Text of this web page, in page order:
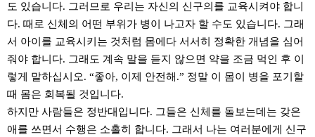
도 있습니다. 그러므로 우리는 자신의 신구의를 교육시켜야 합니
다. 때로 신체의 어떤 부위가 병이 나고자 할 수도 있습니다. 그래
서 아이를 교육시키는 것처럼 몸에다 서서히 정확한 개념을 심어
줘야 합니다. 그래도 계속 말을 듣지 않으면 약을 조금 먹인 후 이
렇게 말하십시오. “좋아, 이제 안전해.” 정말 이 몸이 병을 포기할
때 몸은 회복될 것입니다.
하지만 사람들은 정반대입니다. 그들은 신체를 돌보는데는 갖은
애를 쓰면서 수행은 소홀히 합니다. 그래서 나는 여러분에게 신구